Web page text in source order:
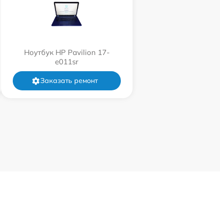
Ноутбук HP Pavilion 17-
e011sr
Заказать ремонт